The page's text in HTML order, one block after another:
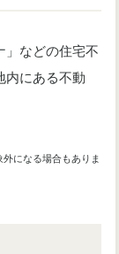
」などの住宅不
内にある不動
になる場合もありま